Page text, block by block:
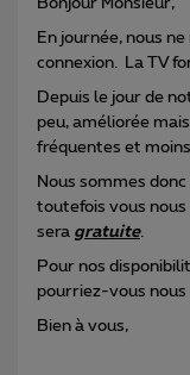
Bonjour Monsieur,
En journée, nous
connexion. La TV
Depuis le jour de
peu, améliorée
fréquentes et
Nous sommes
toutefois vous
sera gratuite.
Pour nos
pourriez-vous nous
Bien à vous,